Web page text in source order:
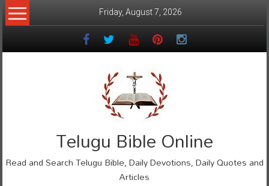
Skip
to
Friday, August 7, 2026
Telugu Bible Online
Read and Search Telugu Bible, Daily Devotions, Daily Quotes and
Articles